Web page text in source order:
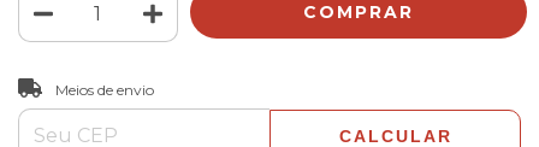
Entregas para o CEP:
Meios de envio
CALCULAR